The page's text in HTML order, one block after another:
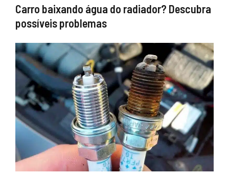
Carro baixando água do radiador? Descubra
possíveis problemas